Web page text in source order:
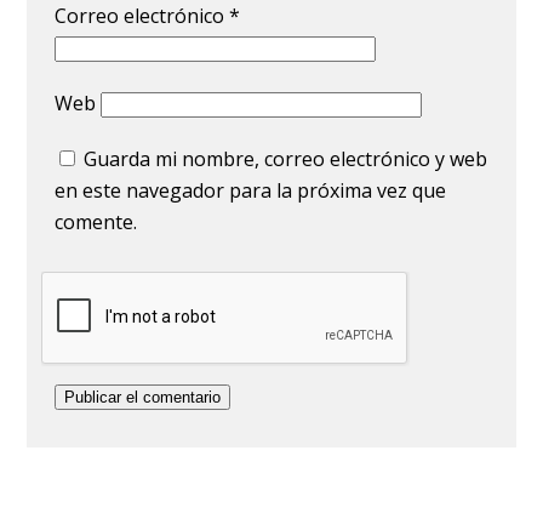
Correo electrónico*
Web
Guarda mi nombre, correo electrónico y web
en este navegador para la próxima vez que
comente.